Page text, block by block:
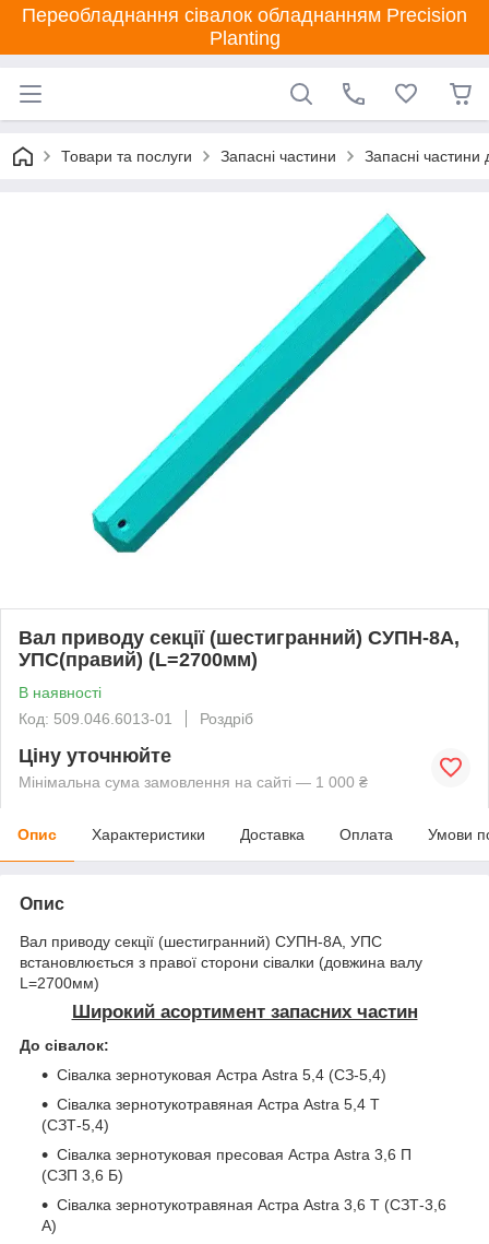
Переобладнання сівалок обладнанням Precision
Planting
Товари та послуги Запасні частини Запасні частини
Вал приводу секції (шестигранний) СУПН-8А,
УПС(правий) (L=2700мм)
В наявності
Код: 509.046.6013-01
Роздріб
Ціну уточнюйте
Мінімальна сума замовлення на сайті — 1 000 ₴
Опис Характеристики Доставка Оплата Умови
Опис
Вал приводу секції (шестигранний) СУПН-8А, УПС
встановлюється з правої сторони сівалки (довжина валу
L=2700мм)
Широкий асортимент запасних частин
До сівалок:
Сівалка зернотуковая Астра Astra 5,4 (СЗ-5,4)
Сівалка зернотукотравяная Астра Astra 5,4 Т
(СЗТ-5,4)
Сівалка зернотуковая пресовая Астра Astra 3,6 П
(СЗП 3,6 Б)
Сівалка зернотукотравяная Астра Astra 3,6 Т (СЗТ-3,6
А)